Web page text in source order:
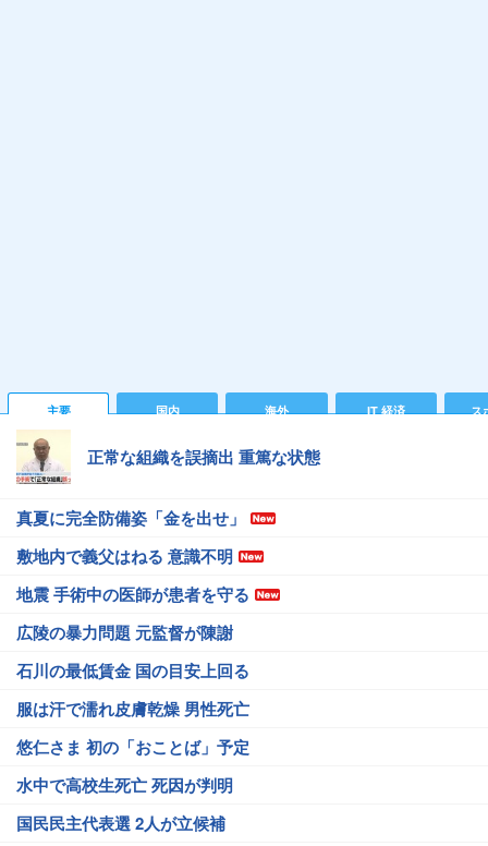
主要 国内 海外 IT 経済 ス
正常な組織を誤摘出 重篤な状態
真夏に完全防備姿「金を出せ」
敷地内で義父はねる 意識不明
地震 手術中の医師が患者を守る
広陵の暴力問題 元監督が陳謝
石川の最低賃金 国の目安上回る
服は汗で濡れ皮膚乾燥 男性死亡
悠仁さま 初の「おことば」予定
水中で高校生死亡 死因が判明
国民民主代表選 2人が立候補